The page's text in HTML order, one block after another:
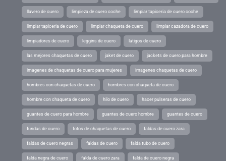
llavero de cuero limpieza de cuero coche limpiar tapiceria de cuero coche
limpiar tapiceria de cuero limpiar chaqueta de cuero limpiar cazadora de cuero
limpiadores de cuero leggins de cuero latigos de cuero
las mejores chaquetas de cuero jaket de cuero jackets de cuero para hombre
imagenes de chaquetas de cuero para mujeres imagenes chaquetas de cuero
hombres con chaquetas de cuero hombres con chaqueta de cuero
hombre con chaqueta de cuero hilo de cuero hacer pulseras de cuero
guantes de cuero para hombre guantes de cuero hombre guantes de cuero
fundas de cuero fotos de chaquetas de cuero faldas de cuero zara
faldas de cuero negras faldas de cuero falda tubo de cuero
falda negra de cuero falda de cuero zara falda de cuero negra